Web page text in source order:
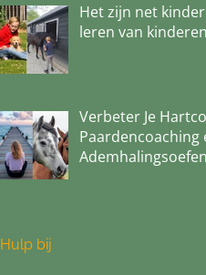
Het zijn net
leren van
Verbeter Je
Paardencoaching
Hulp bij